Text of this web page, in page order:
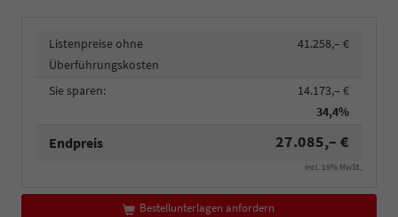
Listenpreise ohne
Überführungskosten
41.258,– €
Sie sparen:
14.173,– €
34,4%
Endpreis 27.085,– €
incl. 19% MwSt.,
Bestellunterlagen anfordern